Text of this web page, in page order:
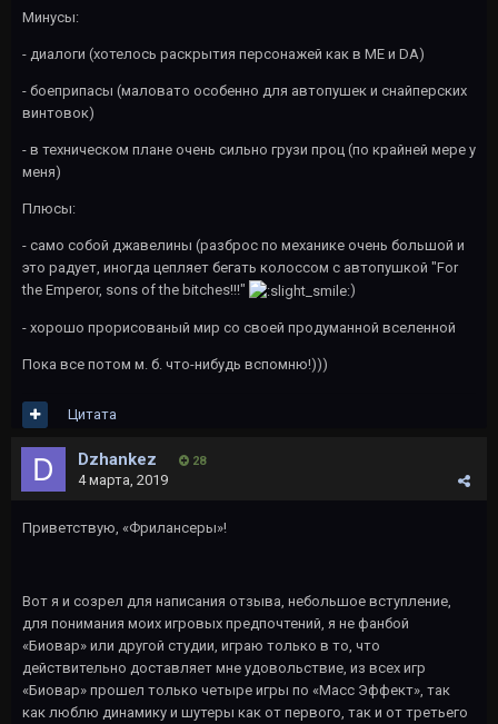
Минусы:
- диалоги (хотелось раскрытия персонажей как в ME и DA)
- боеприпасы (маловато особенно для автопушек и снайперских
винтовок)
- в техническом плане очень сильно грузи проц (по крайней мере у
меня)
Плюсы:
- само собой джавелины (разброс по механике очень большой и
это радует, иногда цепляет бегать колоссом с автопушкой "For
the Emperor, sons of the bitches!!!"
)
- хорошо прорисованый мир со своей продуманной вселенной
Пока все потом м. б. что-нибудь вспомню!)))
Цитата
Dzhankez 28
4 марта, 2019
Приветствую, «Фрилансеры»!
Вот я и созрел для написания отзыва, небольшое вступление,
для понимания моих игровых предпочтений, я не фанбой
«Биовар» или другой студии, играю только в то, что
действительно доставляет мне удовольствие, из всех игр
«Биовар» прошел только четыре игры по «Масс Эффект», так
как люблю динамику и шутеры как от первого, так и от третьего